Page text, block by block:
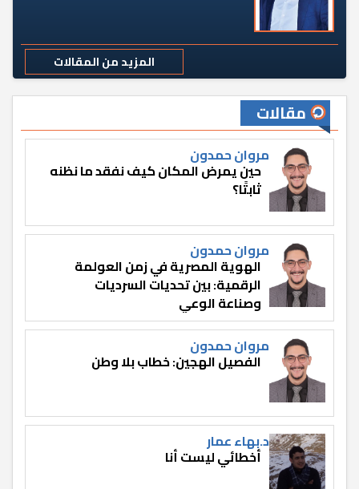
المزيد من المقالات
مقالات
مروان حمدون
حين يمرض المكان كيف نفقد ما نظنه
ثابتًا؟
مروان حمدون
الهوية المصرية في زمن العولمة
الرقمية: بين تحديات السرديات
وصناعة الوعي
مروان حمدون
الفصيل الهجين: خطاب بلا وطن
د.بهاء عمار
أخطائي ليست أنا